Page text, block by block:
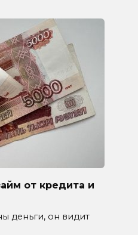
от кредита и
деньги, он видит